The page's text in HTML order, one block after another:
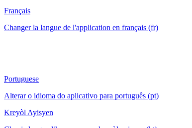
Français
Changer la langue de l'application en français (fr)
Portuguese
Alterar o idioma do aplicativo para português (pt)
Kreyòl Ayisyen